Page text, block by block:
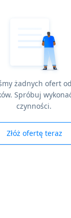
żadnych ofert
Spróbuj
czynności.
Złóż ofertę teraz